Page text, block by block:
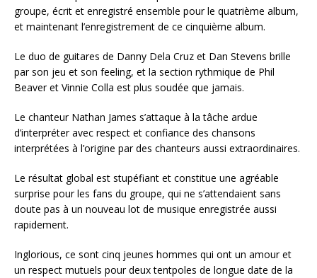
groupe, écrit et enregistré ensemble pour le quatrième album,
et maintenant l’enregistrement de ce cinquième album.
Le duo de guitares de Danny Dela Cruz et Dan Stevens brille
par son jeu et son feeling, et la section rythmique de Phil
Beaver et Vinnie Colla est plus soudée que jamais.
Le chanteur Nathan James s’attaque à la tâche ardue
d’interpréter avec respect et confiance des chansons
interprétées à l’origine par des chanteurs aussi extraordinaires.
Le résultat global est stupéfiant et constitue une agréable
surprise pour les fans du groupe, qui ne s’attendaient sans
doute pas à un nouveau lot de musique enregistrée aussi
rapidement.
Inglorious, ce sont cinq jeunes hommes qui ont un amour et
un respect mutuels pour deux tentpoles de longue date de la